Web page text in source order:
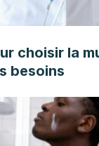
choisir la
besoins